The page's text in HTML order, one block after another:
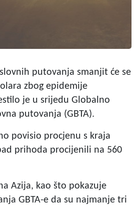
putovanja smanjit će se
zbog epidemije
je u srijedu Globalno
putovanja (GBTA).
povisio procjenu s kraja
prihoda procijenili na 560
Azija, kao što pokazuje
GBTA-e da su najmanje tri